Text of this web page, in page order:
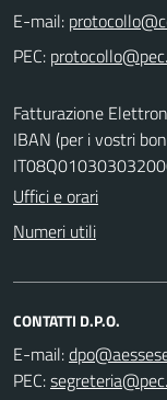
E-mail:
PEC:
Fatturazione
IBAN (per i vostri
Uffici e orari
Numeri utili
CONTATTI D.P.O.
E-mail:
PEC: